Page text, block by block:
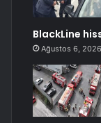
BlackLine
Ağustos 6, 2026